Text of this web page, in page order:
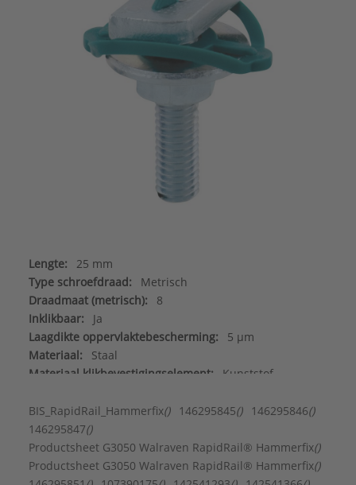
Lengte:
25 mm
Type schroefdraad:
Metrisch
Draadmaat (metrisch):
8
Inklikbaar:
Ja
Laagdikte oppervlaktebescherming:
5 µm
Materiaal:
Staal
Materiaal klikbevestigingselement:
Kunststof
Met draadeind:
Ja
Met sluitring:
Met spanplaat:
Ja
Met veer: Ja
BIS_RapidRail_Hammerfix() 146295845() 146295846()
146295847()
Productsheet G3050 Walraven RapidRail® Hammerfix()
Productsheet G3050 Walraven RapidRail® Hammerfix()